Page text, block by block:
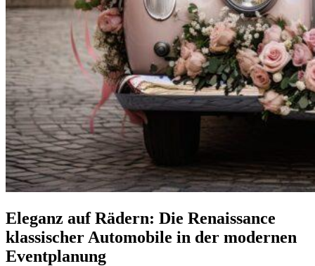
Eleganz auf Rädern: Die Renaissance
klassischer Automobile in der modernen
Eventplanung